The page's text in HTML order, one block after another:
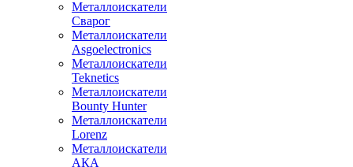
Металлоискатели
Сварог
Металлоискатели
Asgoelectronics
Металлоискатели
Teknetics
Металлоискатели
Bounty Hunter
Металлоискатели
Lorenz
Металлоискатели
АКА